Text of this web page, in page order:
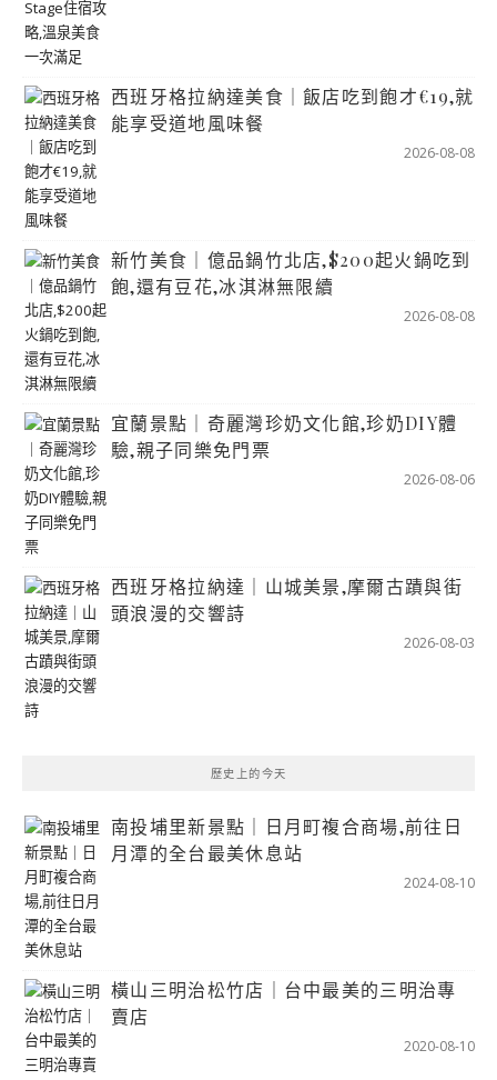
西班牙格拉納達美食｜飯店吃到飽才€19,就
能享受道地風味餐
2026-08-08
新竹美食｜億品鍋竹北店,$200起火鍋吃到
飽,還有豆花,冰淇淋無限續
2026-08-08
宜蘭景點｜奇麗灣珍奶文化館,珍奶DIY體
驗,親子同樂免門票
2026-08-06
西班牙格拉納達｜山城美景,摩爾古蹟與街
頭浪漫的交響詩
2026-08-03
歷史上的今天
南投埔里新景點｜日月町複合商場,前往日
月潭的全台最美休息站
2024-08-10
橫山三明治松竹店｜台中最美的三明治專
賣店
2020-08-10